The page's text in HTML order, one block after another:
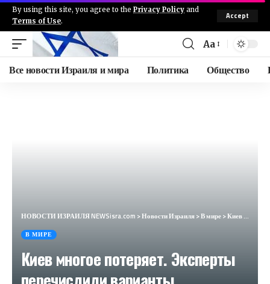
By using this site, you agree to the Privacy Policy and
Terms of Use.
Accept
Aa
Все новости Израиля и мира Политика Общество
НОВОСТИ ИЗРАИЛЯ NEWSisra.com >Новости Израиля>В мире>Киев многое потеряет. Эксперты перечислили варианты российского наступления (Seznam zprávy, Чехия)
В МИРЕ
Киев многое потеряет. Эксперты